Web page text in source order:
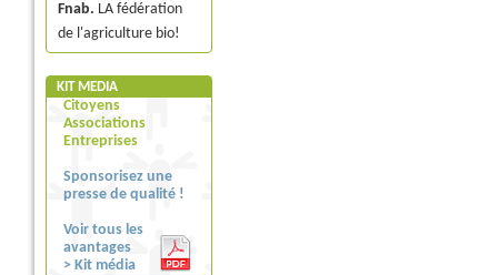
Fnab. LA fédération
de l'agriculture bio!
KIT MEDIA
Citoyens
Associations
Entreprises
Sponsorisez une
presse de qualité !
Voir tous les
avantages
> Kit média